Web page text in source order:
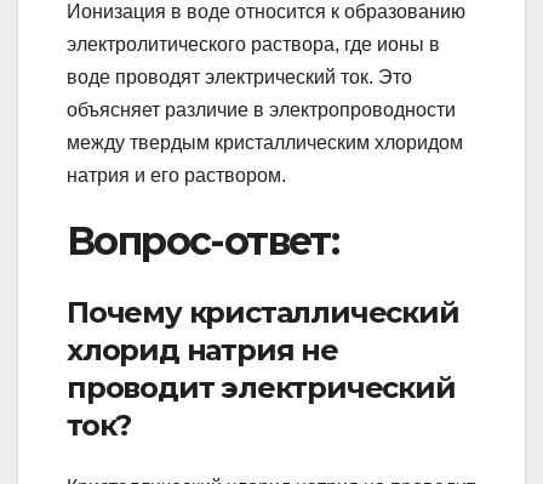
Ионизация в воде относится к образованию
электролитического раствора, где ионы в
воде проводят электрический ток. Это
объясняет различие в электропроводности
между твердым кристаллическим хлоридом
натрия и его раствором.
Вопрос-ответ:
Почему кристаллический
хлорид натрия не
проводит электрический
ток?